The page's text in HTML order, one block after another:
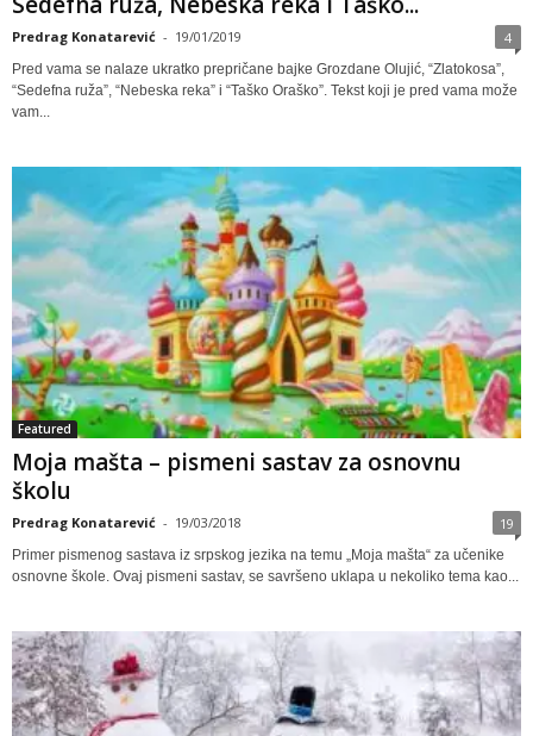
Predrag Konatarević - 19/01/2019 4
Pred vama se nalaze ukratko prepričane bajke Grozdane Olujić, “Zlatokosa”,
“Sedefna ruža”, “Nebeska reka” i “Taško Oraško”. Tekst koji je pred vama može
vam...
Featured
Moja mašta – pismeni sastav za osnovnu
školu
Predrag Konatarević - 19/03/2018 19
Primer pismenog sastava iz srpskog jezika na temu „Moja mašta“ za učenike
osnovne škole. Ovaj pismeni sastav, se savršeno uklapa u nekoliko tema kao...